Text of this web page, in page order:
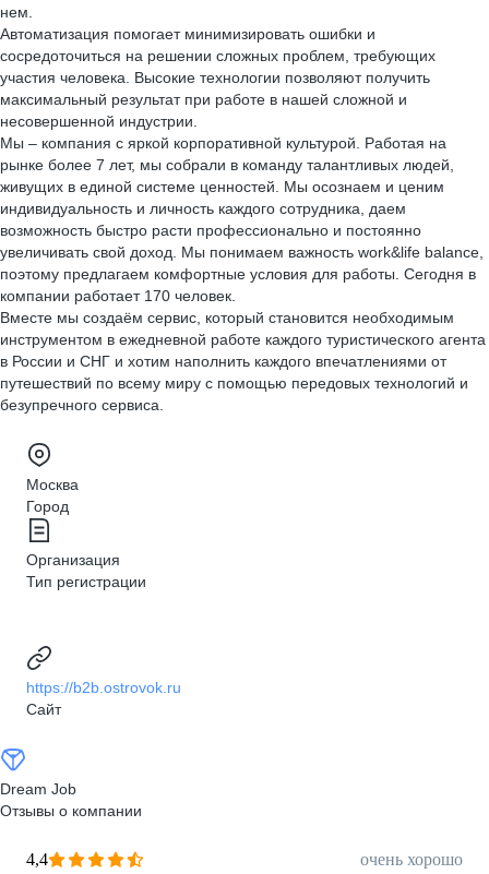
нем.
Автоматизация помогает минимизировать ошибки и
сосредоточиться на решении сложных проблем, требующих
участия человека. Высокие технологии позволяют получить
максимальный результат при работе в нашей сложной и
несовершенной индустрии.
Мы – компания с яркой корпоративной культурой. Работая на
рынке более 7 лет, мы собрали в команду талантливых людей,
живущих в единой системе ценностей. Мы осознаем и ценим
индивидуальность и личность каждого сотрудника, даем
возможность быстро расти профессионально и постоянно
увеличивать свой доход. Мы понимаем важность work&life balance,
поэтому предлагаем комфортные условия для работы. Сегодня в
компании работает 170 человек.
Вместе мы создаём сервис, который становится необходимым
инструментом в ежедневной работе каждого туристического агента
в России и СНГ и хотим наполнить каждого впечатлениями от
путешествий по всему миру с помощью передовых технологий и
безупречного сервиса.
Москва
Город
Организация
Тип регистрации
https://b2b.ostrovok.ru
Сайт
Dream Job
Отзывы о компании
4,4
очень хорошо